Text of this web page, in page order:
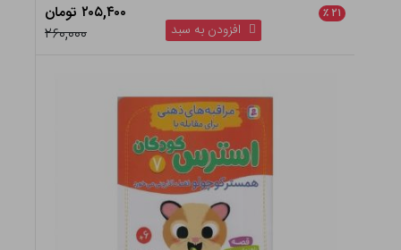
۲۱ ٪
۲۰۵,۴۰۰ تومان
۲۶۰,۰۰۰
افزودن به سبد